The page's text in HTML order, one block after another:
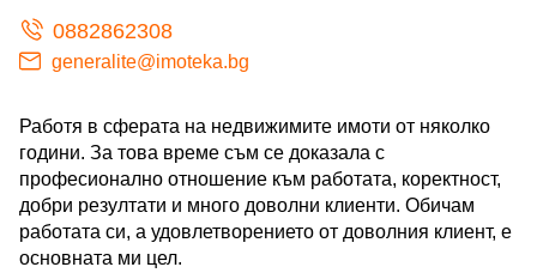
0882862308
generalite@imoteka.bg
Работя в сферата на недвижимите имоти от няколко
години. За това време съм се доказала с
професионално отношение към работата, коректност,
добри резултати и много доволни клиенти. Обичам
работата си, а удовлетворението от доволния клиент, е
основната ми цел.